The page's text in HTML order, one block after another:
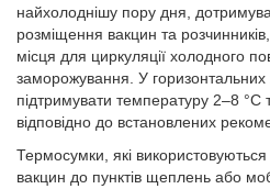
найхолоднішу пору дня,
розміщення вакцин та
місця для циркуляції холодного
заморожування. У
підтримувати температуру 2–8 °С
відповідно до встановлених
Термосумки, які
вакцин до пунктів щеплень або